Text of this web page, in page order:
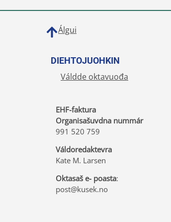
Álgui
DIEHTOJUOHKIN
Váldde oktavuođa
EHF-faktura
Organisašuvdna nummár
991 520 759
Váldoredaktevra
Kate M. Larsen
Oktasaš e- poasta:
post@kusek.no